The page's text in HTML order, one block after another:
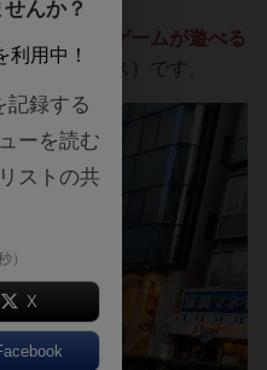
ぷ」です！
世界のボードゲームが遊べる
プレイスペース）です。
んか？
利用中！
記録する
ーを読む
ストの共
）
X